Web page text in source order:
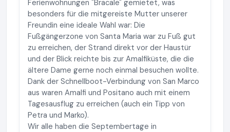
Ferienwohnungen "Bracale" gemietet, was
besonders für die mitgereiste Mutter unserer
Freundin eine ideale Wahl war: Die
Fußgängerzone von Santa Maria war zu Fuß gut
zu erreichen, der Strand direkt vor der Haustür
und der Blick reichte bis zur Amalfiküste, die die
ältere Dame gerne noch einmal besuchen wollte.
Dank der Schnellboot-Verbindung von San Marco
aus waren Amalfi und Positano auch mit einem
Tagesausflug zu erreichen (auch ein Tipp von
Petra und Marko).
Wir alle haben die Septembertage in